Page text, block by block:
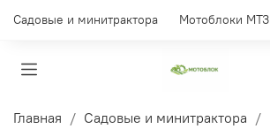
Садовые и минитрактора Мотоблоки МТЗ
Главная
Садовые и минитрактора